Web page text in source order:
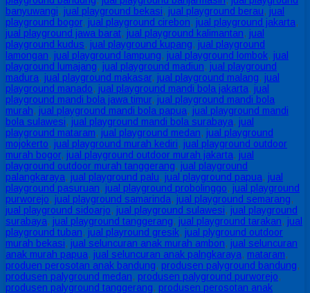
banyuwangi, jual playground bekasi, jual playground berau, jual
playground bogor, jual playground cirebon, jual playground jakarta,
jual playground jawa barat, jual playground kalimantan, jual
playground kudus, jual playground kupang, jual playground
lamongan, jual playground lampung, jual playground lombok, jual
playground lumajang, jual playground madiun, jual playground
madura, jual playground makasar, jual playground malang, jual
playground manado, jual playground mandi bola jakarta, jual
playground mandi bola jawa timur, jual playground mandi bola
murah, jual playground mandi bola papua, jual playground mandi
bola sulawesi, jual playground mandi bola surabaya, jual
playground mataram, jual playground medan, jual playground
mojokerto, jual playground murah kediri, jual playground outdoor
murah bogor, jual playground outdoor murah jakarta, jual
playground outdoor murah tanggerang, jual playground
palangkaraya, jual playground palu, jual playground papua, jual
playground pasuruan, jual playground probolinggo, jual playground
purworejo, jual playground samarinda, jual playground semarang,
jual playground sidoarjo, jual playground sulawesi, jual playground
surabaya, jual playground tanggerang, jual playground tarakan, jual
playground tuban, jual playround gresik, jual plyground outdoor
murah bekasi, jual seluncuran anak murah ambon, jual seluncuran
anak murah papua, jual seluncuran anak palngkaraya, mataram,
produen perosotan anak bandung, produsen palyground bandung,
produsen palyground medan, produsen palyground purworejo,
produsen palyground tanggerang, produsen perosotan anak